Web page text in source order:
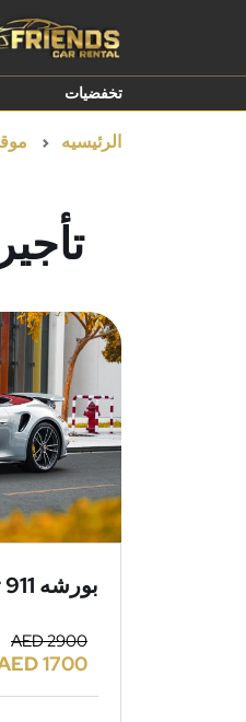
تخفضيات
الرئيسيه
بورشه 911 توربو إس 2024
AED 2900
1700